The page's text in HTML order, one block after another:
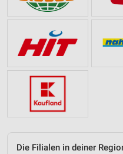
Die Filialen in deiner